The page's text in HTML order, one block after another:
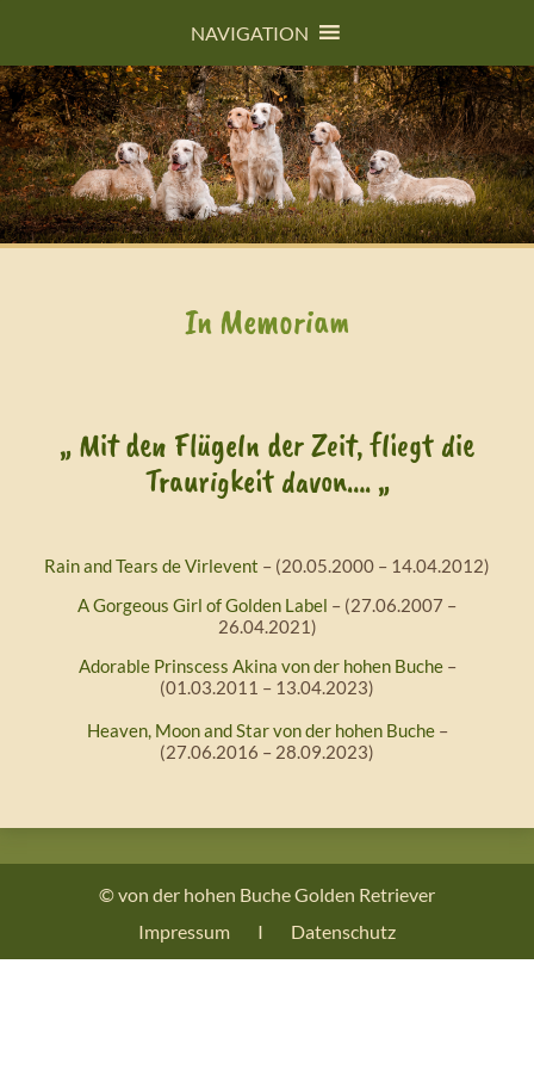
NAVIGATION
In Memoriam
„ Mit den Flügeln der Zeit, fliegt die
Traurigkeit davon…. „
Rain and Tears de Virlevent – (20.05.2000 – 14.04.2012)
A Gorgeous Girl of Golden Label – (27.06.2007 –
26.04.2021)
Adorable Prinscess Akina von der hohen Buche–
(01.03.2011 – 13.04.2023)
Heaven, Moon and Star von der hohen Buche–
(27.06.2016 – 28.09.2023)
© von der hohen Buche Golden Retriever
Impressum I Datenschutz